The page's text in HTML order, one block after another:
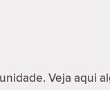
Veja aqui